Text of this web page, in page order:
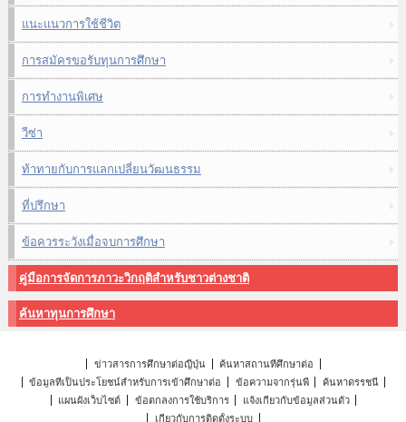
แนะแนวการใช้ชีวิต
การสมัครขอรับทุนการศึกษา
การทำงานพิเศษ
วีซ่า
ท้าทายกับการแลกเปลี่ยนวัฒนธรรม
ที่ปรึกษา
ข้อควรระวังเมื่อจบการศึกษา
คู่มือการจัดการภาวะวิกฤติสำหรับชาวต่างชาติ
ค้นหาทุนการศึกษา
ข่าวสารการศึกษาต่อญี่ปุ่น
ค้นหาสถานที่ศึกษาต่อ
ข้อมูลที่เป็นประโยชน์สำหรับการเข้าศึกษาต่อ
ข้อความจากรุ่นพี่
ค้นหาดรรชนี
แผนผังเว็บไซต์
ข้อตกลงการใช้บริการ
แจ้งเกี่ยวกับข้อมูลส่วนตัว
เกี่ยวกับการติดตั้งระบบ